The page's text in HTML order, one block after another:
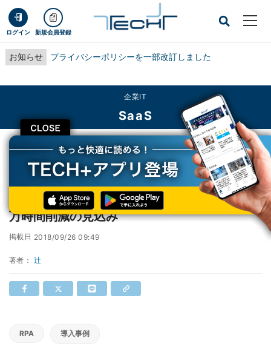
ログイン 新規会員登録
お知らせ プライバシーポリシーを一部改訂しました
CLOSE
企業IT
SaaS
TECH+ 企業IT
SaaS
NTT Com、UiPathのRPA導入で調達部門で6万時間削減の見込み
NTT Com、UiPathのRPA導入で調達部門で6
万時間削減の見込み
掲載日 2018/09/26 09:49
著者： 辻
RPA 導入事例